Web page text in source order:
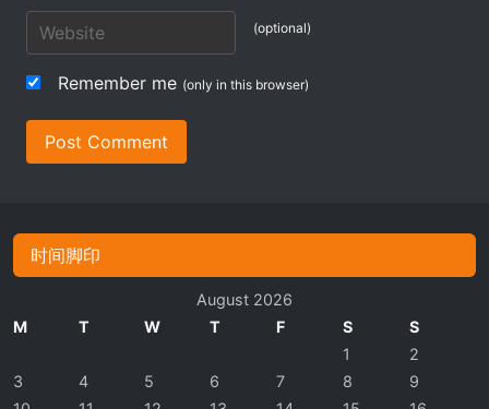
(optional)
Remember me (only in this browser)
Post Comment
时间脚印
August 2026
M
T W T F S S
1
2
3
4 5 6 7 8
9